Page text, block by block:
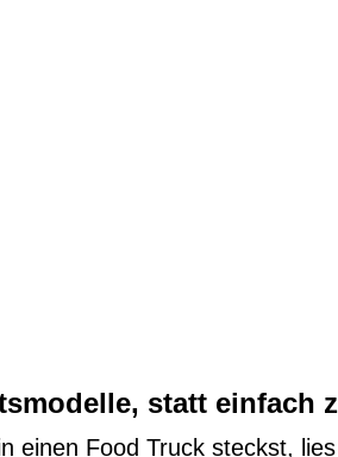
statt einfach
einen Food Truck steckst,